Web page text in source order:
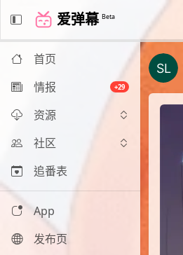
爱弹幕 Beta
首页
情报
+29
资源
社区
追番表
App
发布页